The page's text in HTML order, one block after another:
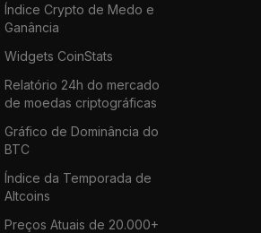
Índice Crypto de Medo e
Ganância
Widgets CoinStats
Relatório 24h do mercado
de moedas criptográficas
Gráfico de Dominância do
BTC
Índice da Temporada de
Altcoins
Preços Atuais de 20.000+